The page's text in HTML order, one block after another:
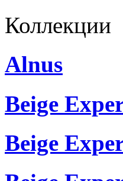
Коллекции
Alnus
Beige
Beige